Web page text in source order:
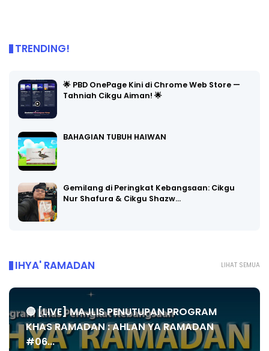
TRENDING!
🌟 PBD OnePage Kini di Chrome Web Store —
Tahniah Cikgu Aiman! 🌟
BAHAGIAN TUBUH HAIWAN
Gemilang di Peringkat Kebangsaan: Cikgu
Nur Shafura & Cikgu Shazw…
LIHAT SEMUA
IHYA' RAMADAN
🔴 [LIVE] MAJLIS PENUTUPAN PROGRAM
KHAS RAMADAN : AHLAN YA RAMADAN
#06...